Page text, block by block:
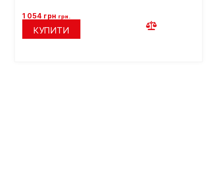
1 054 грн грн.
КУПИТИ